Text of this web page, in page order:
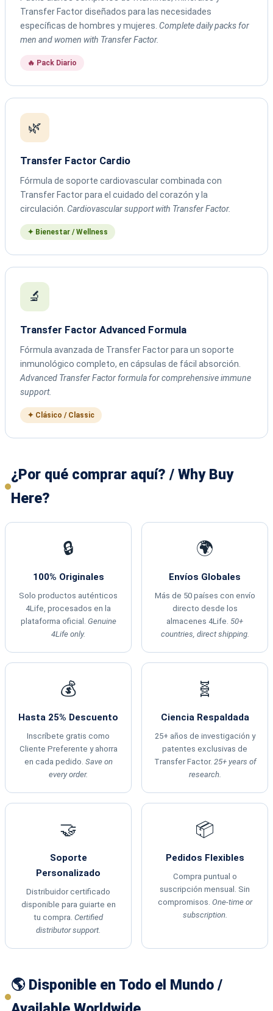
Transfer Factor diseñados para las necesidades
específicas de hombres y mujeres. Complete daily packs for
men and women with Transfer Factor.
🔥 Pack Diario
🌿
Transfer Factor Cardio
Fórmula de soporte cardiovascular combinada con
Transfer Factor para el cuidado del corazón y la
circulación. Cardiovascular support with Transfer Factor.
✦ Bienestar / Wellness
🔬
Transfer Factor Advanced Formula
Fórmula avanzada de Transfer Factor para un soporte
inmunológico completo, en cápsulas de fácil absorción.
Advanced Transfer Factor formula for comprehensive immune
support.
✦ Clásico / Classic
¿Por qué comprar aquí? / Why Buy
Here?
🔒
100% Originales
Solo productos auténticos
4Life, procesados en la
plataforma oficial. Genuine
4Life only.
🌍
Envíos Globales
Más de 50 países con envío
directo desde los
almacenes 4Life. 50+
countries, direct shipping.
💰
Hasta 25% Descuento
Inscríbete gratis como
Cliente Preferente y ahorra
en cada pedido. Save on
every order.
🧬
Ciencia Respaldada
25+ años de investigación y
patentes exclusivas de
Transfer Factor. 25+ years of
research.
🤝
Soporte
Personalizado
Distribuidor certificado
disponible para guiarte en
tu compra. Certified
distributor support.
📦
Pedidos Flexibles
Compra puntual o
suscripción mensual. Sin
compromisos. One-time or
subscription.
🌎 Disponible en Todo el Mundo /